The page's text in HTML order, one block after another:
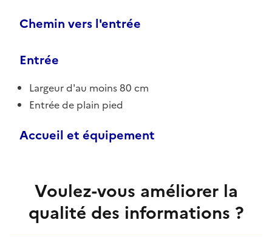
Chemin vers l'entrée
Entrée
Largeur d'au moins 80 cm
Entrée de plain pied
Accueil et équipement
Voulez-vous améliorer la
qualité des informations ?